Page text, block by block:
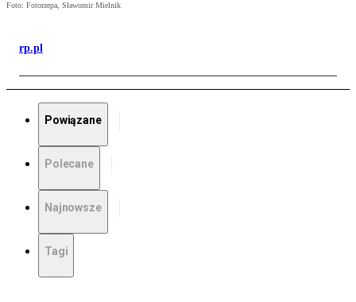
Foto: Fotorzepa, Sławomir Mielnik
rp.pl
Powiązane
Polecane
Najnowsze
Tagi